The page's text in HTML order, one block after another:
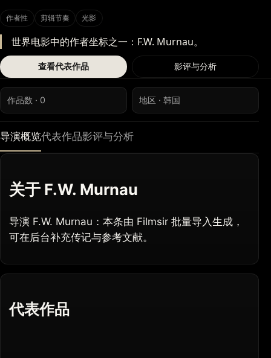
作者性 剪辑节奏 光影
世界电影中的作者坐标之一：F.W. Murnau。
查看代表作品 影评与分析
作品数 · 0 地区 · 韩国
导演概览代表作品影评与分析
关于 F.W. Murnau
导演 F.W. Murnau：本条由 Filmsir 批量导入生成，
可在后台补充传记与参考文献。
代表作品